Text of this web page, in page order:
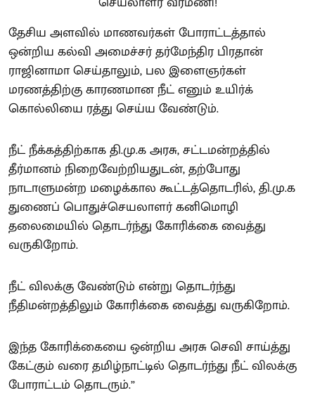
தேசிய அளவில் மாணவர்கள் போராட்டத்தால்
ஒன்றிய கல்வி அமைச்சர் தர்மேந்திர பிரதான்
ராஜினாமா செய்தாலும், பல இளைஞர்கள்
மரணத்திற்கு காரணமான நீட் எனும் உயிர்க்
கொல்லியை ரத்து செய்ய வேண்டும்.
நீட் நீக்கத்திற்காக தி.மு.க அரசு, சட்டமன்றத்தில்
தீர்மானம் நிறைவேற்றியதுடன், தற்போது
நாடாளுமன்ற மழைக்கால கூட்டத்தொடரில், தி.மு.க
துணைப் பொதுச்செயலாளர் கனிமொழி
தலைமையில் தொடர்ந்து கோரிக்கை வைத்து
வருகிறோம்.
நீட் விலக்கு வேண்டும் என்று தொடர்ந்து
நீதிமன்றத்திலும் கோரிக்கை வைத்து வருகிறோம்.
இந்த கோரிக்கையை ஒன்றிய அரசு செவி சாய்த்து
கேட்கும் வரை தமிழ்நாட்டில் தொடர்ந்து நீட் விலக்கு
போராட்டம் தொடரும்.”